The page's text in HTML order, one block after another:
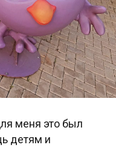
меня это был
детям и